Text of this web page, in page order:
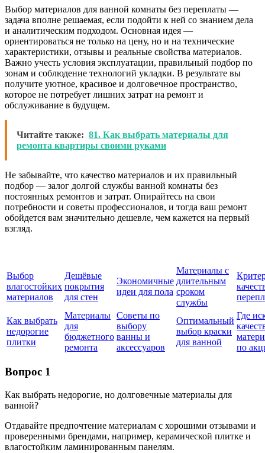
Выбор материалов для ванной комнаты без переплаты —
задача вполне решаемая, если подойти к ней со знанием дела
и аналитическим подходом. Основная идея —
ориентироваться не только на цену, но и на технические
характеристики, отзывы и реальные свойства материалов.
Важно учесть условия эксплуатации, правильный подбор по
зонам и соблюдение технологий укладки. В результате вы
получите уютное, красивое и долговечное пространство,
которое не потребует лишних затрат на ремонт и
обслуживание в будущем.
Читайте также: 81. Как выбрать материалы для
ремонта квартиры своими руками
Не забывайте, что качество материалов и их правильный
подбор — залог долгой службы ванной комнаты без
постоянных ремонтов и затрат. Опирайтесь на свои
потребности и советы профессионалов, и тогда ваш ремонт
обойдется вам значительно дешевле, чем кажется на первый
взгляд.
Выбор
влагостойких
материалов
Дешёвые
покрытия
для стен
Экономичные
идеи для пола
Материалы с
длительным
сроком
службы
Как выбрать
недорогие
плитки
Материалы
для
бюджетного
ремонта
Советы по
выбору
ванны и
аксессуаров
Оптимальный
выбор краски
для ванной
Где
по
Вопрос 1
Как выбрать недорогие, но долговечные материалы для
ванной?
Отдавайте предпочтение материалам с хорошими отзывами и
проверенными брендами, например, керамической плитке и
влагостойким ламинированным панелям.